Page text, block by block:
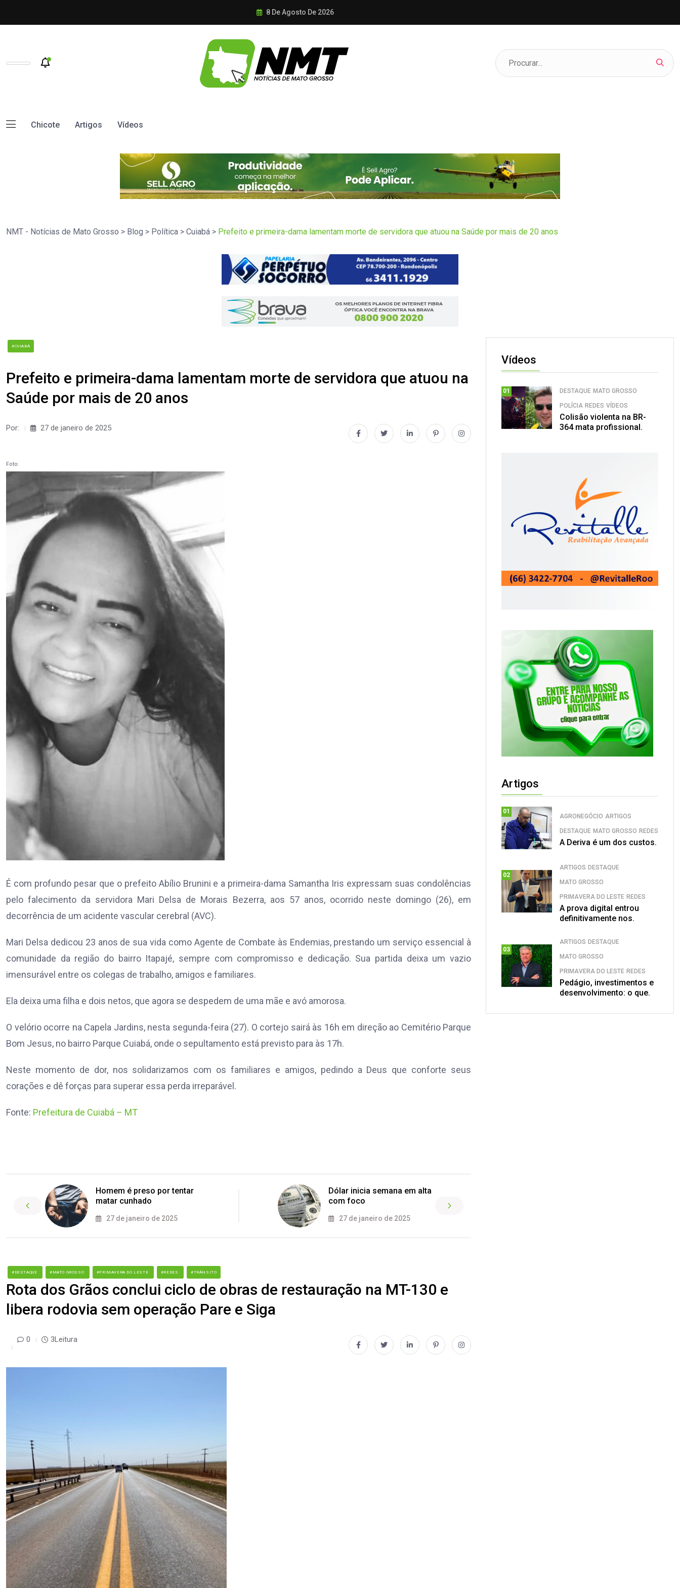
8 De Agosto De 2026
Chicote Artigos Vídeos
NMT - Notícias de Mato Grosso > Blog > Política > Cuiabá > Prefeito e primeira-dama lamentam morte de servidora que atuou na Saúde por mais de 20 anos
#CUIABÁ
Prefeito e primeira-dama lamentam morte de servidora que atuou na
Saúde por mais de 20 anos
Por: 27 de janeiro de 2025
Foto:
É com profundo pesar que o prefeito Abílio Brunini e a primeira-dama Samantha Iris expressam suas condolências
pelo falecimento da servidora Mari Delsa de Morais Bezerra, aos 57 anos, ocorrido neste domingo (26), em
decorrência de um acidente vascular cerebral (AVC).
Mari Delsa dedicou 23 anos de sua vida como Agente de Combate às Endemias, prestando um serviço essencial à
comunidade da região do bairro Itapajé, sempre com compromisso e dedicação. Sua partida deixa um vazio
imensurável entre os colegas de trabalho, amigos e familiares.
Ela deixa uma filha e dois netos, que agora se despedem de uma mãe e avó amorosa.
O velório ocorre na Capela Jardins, nesta segunda-feira (27). O cortejo sairá às 16h em direção ao Cemitério Parque
Bom Jesus, no bairro Parque Cuiabá, onde o sepultamento está previsto para às 17h.
Neste momento de dor, nos solidarizamos com os familiares e amigos, pedindo a Deus que conforte seus
corações e dê forças para superar essa perda irreparável.
Fonte: Prefeitura de Cuiabá – MT
Homem é preso por tentar
matar cunhado
27 de janeiro de 2025
Dólar inicia semana em alta
com foco
27 de janeiro de 2025
#DESTAQUE #MATO GROSSO #PRIMAVERA DO LESTE #REDES #TRÂNSITO
Rota dos Grãos conclui ciclo de obras de restauração na MT-130 e
libera rodovia sem operação Pare e Siga
0 3Leitura
Vídeos
01 DESTAQUE MATO GROSSO
POLÍCIA REDES VÍDEOS
Colisão violenta na BR-
364 mata profissional.
Artigos
01
AGRONEGÓCIO ARTIGOS
DESTAQUE MATO GROSSO REDES
A Deriva é um dos custos.
02
ARTIGOS DESTAQUE
MATO GROSSO
PRIMAVERA DO LESTE REDES
A prova digital entrou
definitivamente nos.
03
ARTIGOS DESTAQUE
MATO GROSSO
PRIMAVERA DO LESTE REDES
Pedágio, investimentos e
desenvolvimento: o que.